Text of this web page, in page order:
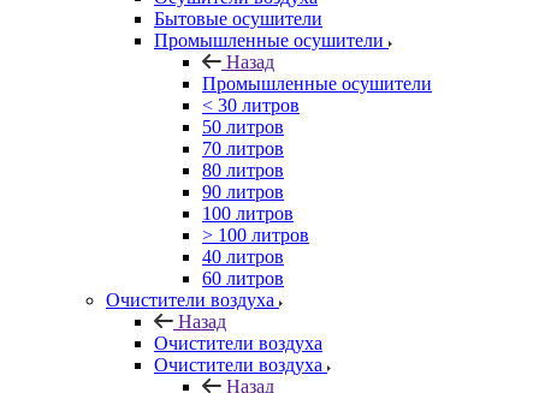
Бытовые осушители
Промышленные осушители
Назад
Промышленные осушители
< 30 литров
50 литров
70 литров
80 литров
90 литров
100 литров
> 100 литров
40 литров
60 литров
Очистители воздуха
Назад
Очистители воздуха
Очистители воздуха
Назад